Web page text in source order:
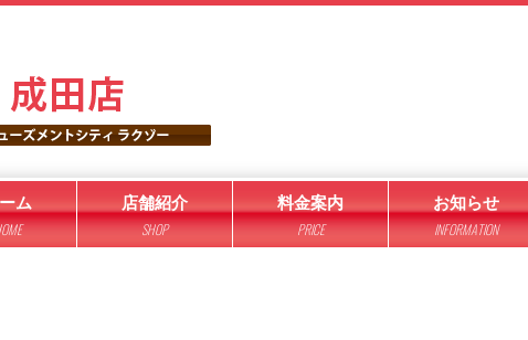
ム 店舗紹介
SHOP
料金案内
PRICE
お知らせ
INFORMATION